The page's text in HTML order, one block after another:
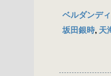
ベルダンデ
坂田銀時, 天